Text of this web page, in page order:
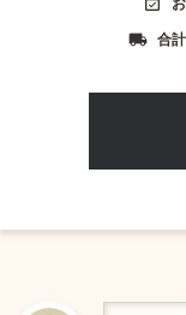
event_available
local_shipping 合